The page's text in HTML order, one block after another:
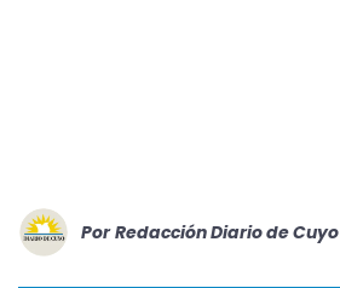
Por Redacción Diario de Cuyo